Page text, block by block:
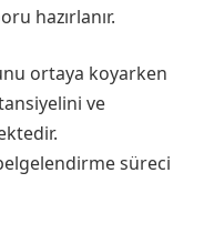
hazırlanır.
ortaya koyarken
ve
süreci